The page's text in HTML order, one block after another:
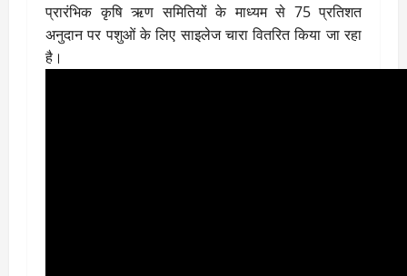
प्रारंभिक कृषि ऋण समितियों के माध्यम से 75 प्रतिशत
अनुदान पर पशुओं के लिए साइलेज चारा वितरित किया जा रहा
है।